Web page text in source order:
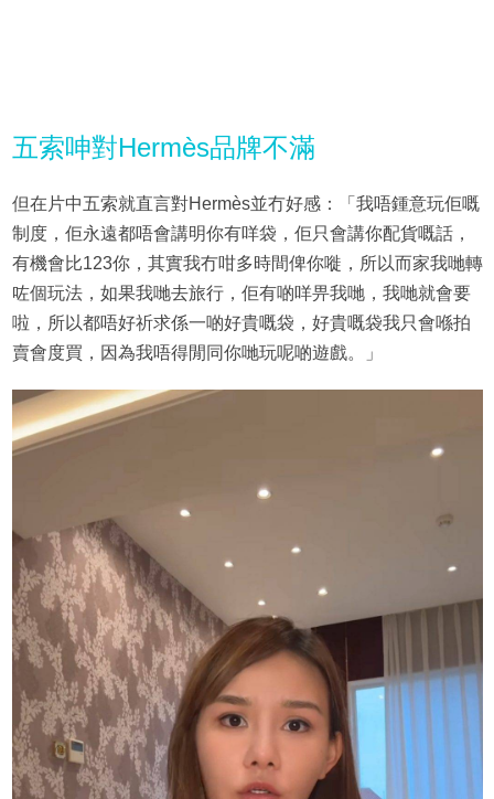
五索呻對Hermès品牌不滿
但在片中五索就直言對Hermès並冇好感：「我唔鍾意玩佢嘅
制度，佢永遠都唔會講明你有咩袋，佢只會講你配貨嘅話，
有機會比123你，其實我冇咁多時間俾你嘥，所以而家我哋轉
咗個玩法，如果我哋去旅行，佢有啲咩畀我哋，我哋就會要
啦，所以都唔好祈求係一啲好貴嘅袋，好貴嘅袋我只會喺拍
賣會度買，因為我唔得閒同你哋玩呢啲遊戲。」